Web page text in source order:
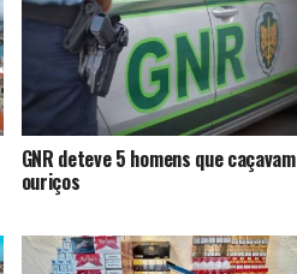
GNR deteve 5 homens que caçavam
ouriços